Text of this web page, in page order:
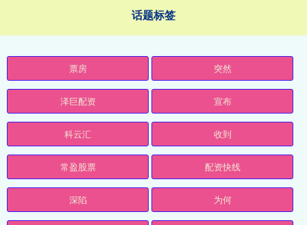
话题标签
票房 突然
泽巨配资 宣布
科云汇 收到
常盈股票 配资快线
深陷 为何